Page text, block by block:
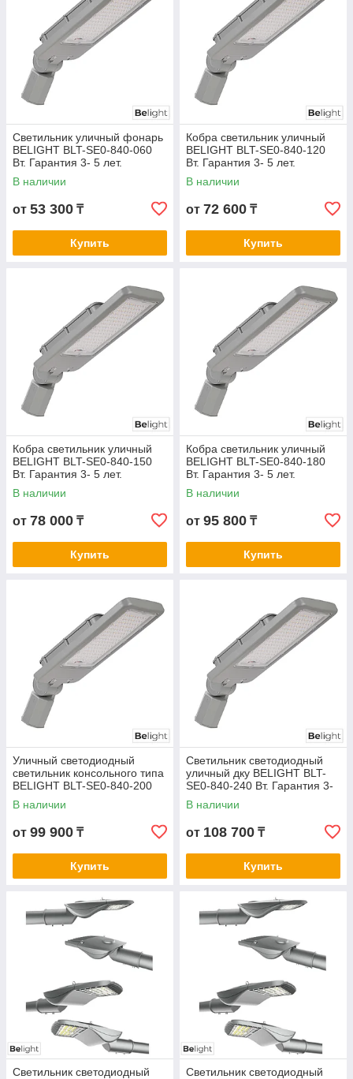
Светильник уличный фонарь
BELIGHT BLT-SE0-840-060
Вт. Гарантия 3- 5 лет.
Сертификат СТ КЗ.
В наличии
от 53 300 ₸
Купить
Кобра светильник уличный
BELIGHT BLT-SE0-840-120
Вт. Гарантия 3- 5 лет.
Сертификат СТ КЗ.
В наличии
от 72 600 ₸
Купить
Кобра светильник уличный
BELIGHT BLT-SE0-840-150
Вт. Гарантия 3- 5 лет.
Сертификат СТ КЗ.
В наличии
от 78 000 ₸
Купить
Кобра светильник уличный
BELIGHT BLT-SE0-840-180
Вт. Гарантия 3- 5 лет.
Сертификат СТ КЗ
В наличии
от 95 800 ₸
Купить
Уличный светодиодный
светильник консольного типа
BELIGHT BLT-SE0-840-200
Вт. Гарантия 3- 5 лет.
Сертификат СТ КЗ
В наличии
от 99 900 ₸
Купить
Светильник светодиодный
уличный дку BELIGHT BLT-
SE0-840-240 Вт. Гарантия 3-
5 лет. Сертификат СТ КЗ
В наличии
от 108 700 ₸
Купить
Светильник светодиодный
Светильник светодиодный